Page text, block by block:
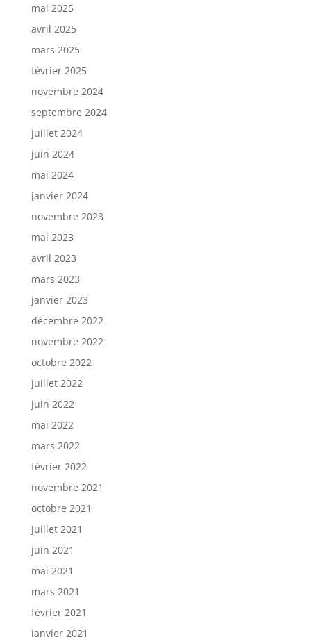
mai 2025
avril 2025
mars 2025
février 2025
novembre 2024
septembre 2024
juillet 2024
juin 2024
mai 2024
janvier 2024
novembre 2023
mai 2023
avril 2023
mars 2023
janvier 2023
décembre 2022
novembre 2022
octobre 2022
juillet 2022
juin 2022
mai 2022
mars 2022
février 2022
novembre 2021
octobre 2021
juillet 2021
juin 2021
mai 2021
mars 2021
février 2021
janvier 2021